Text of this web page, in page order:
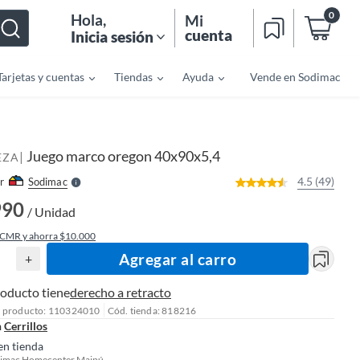
Hola,
Inicia sesión
Mi
cuenta
0
y cuentas Tiendas Ayuda Vende en Sodimac
| Juego marco oregon 40x90x5,4
SodimacS
l
l
4.5 (49)
/ Unidad
y ahorra $10.000
+ Agregar al carro
tienederecho a retracto
producto: 110324010 Cód. tienda: 818216
Cerrillos
tienda